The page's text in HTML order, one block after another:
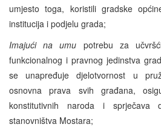
umjesto toga, koristili gradske
institucija i podjelu grada;
Imajući na umu potrebu za
funkcionalnog i pravnog jedinstva
se unapređuje djelotvornost u
osnovna prava svih građana,
konstitutivnih naroda i sprječava
stanovništva Mostara;